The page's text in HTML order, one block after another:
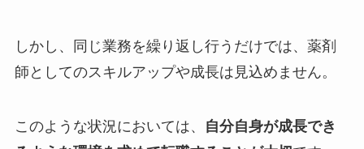
しかし、同じ業務を繰り返し行うだけでは、薬剤
師としてのスキルアップや成長は見込めません。
このような状況においては、
自分自身が成長でき